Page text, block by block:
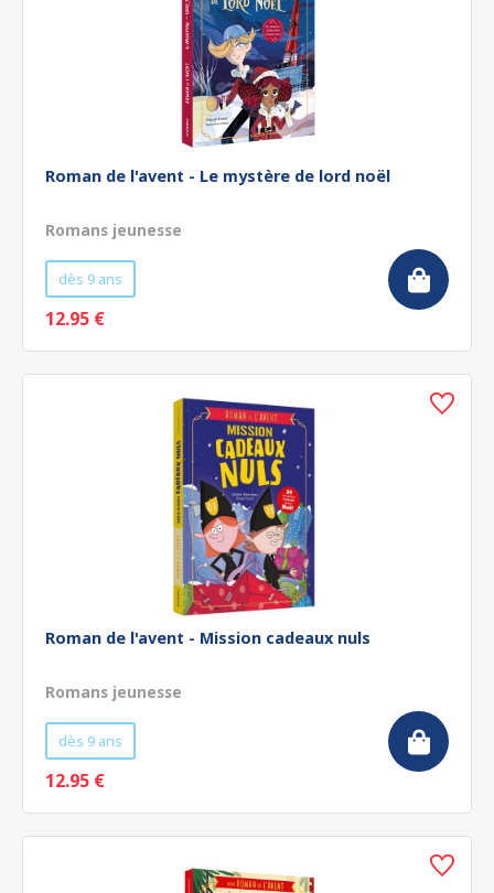
Roman de l'avent - Le mystère de lord noël
Romans jeunesse
dès 9 ans
12.95 €
Roman de l'avent - Mission cadeaux nuls
Romans jeunesse
dès 9 ans
12.95 €